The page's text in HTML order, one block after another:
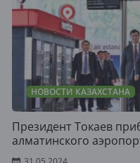
НОВОСТИ КАЗАХСТАНА
Президент Токаев
алматинского